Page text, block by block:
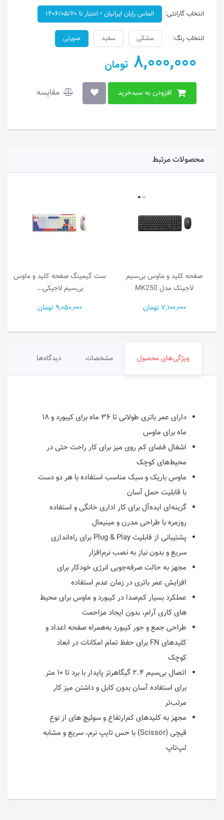
انتخاب گارانتی: الماس رایان ایرانیان • اعتبار تا ۱۴۰۶/۰۵/۲۰
انتخاب رنگ: مشکی سفید صورتی
8,000,000 تومان
افزودن به سبدخرید مقایسه
محصولات مرتبط
صفحه کلید و ماوس بی‌سیم
لاجیتک مدل MK250
7,100,000 تومان
ست گیمینگ صفحه کلید و ماوس
بی‌سیم لاجیکی...
9,050,000 تومان
ویژگی‌های محصول مشخصات دیدگاه‌ها
دارای عمر باتری طولانی تا ۳۶ ماه برای کیبورد و ۱۸
ماه برای ماوس
اشغال فضای کم روی میز برای کار راحت حتی در
محیط‌های کوچک
ماوس باریک و سبک مناسب استفاده با هر دو دست
با قابلیت حمل آسان
گزینه‌ای ایده‌آل برای کار اداری خانگی و استفاده
روزمره با طراحی مدرن و مینیمال
پشتیبانی از قابلیت Plug & Play برای راه‌اندازی
سریع و بدون نیاز به نصب نرم‌افزار
مجهز به حالت صرفه‌جویی انرژی خودکار برای
افزایش عمر باتری در زمان عدم استفاده
عملکرد بسیار کم‌صدا در کیبورد و ماوس برای محیط
های کاری آرام، بدون ایجاد مزاحمت
طراحی جمع و جور کیبورد به‌همراه صفحه اعداد و
کلیدهای FN برای حفظ تمام امکانات در ابعاد
کوچک
اتصال بی‌سیم ۲.۴ گیگاهرتز پایدار با برد تا ۱۰ متر
برای استفاده آسان بدون کابل و داشتن میز کار
مرتب‌تر
مجهز به کلیدهای کم‌ارتفاع و سوئیچ های از نوع
قیچی (Scissor) با حس تایپ نرم، سریع و مشابه
لپ‌تاپ